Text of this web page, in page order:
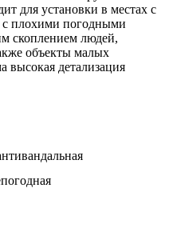
для установки в местах с
с плохими погодными
скоплением людей,
объекты малых
высокая детализация